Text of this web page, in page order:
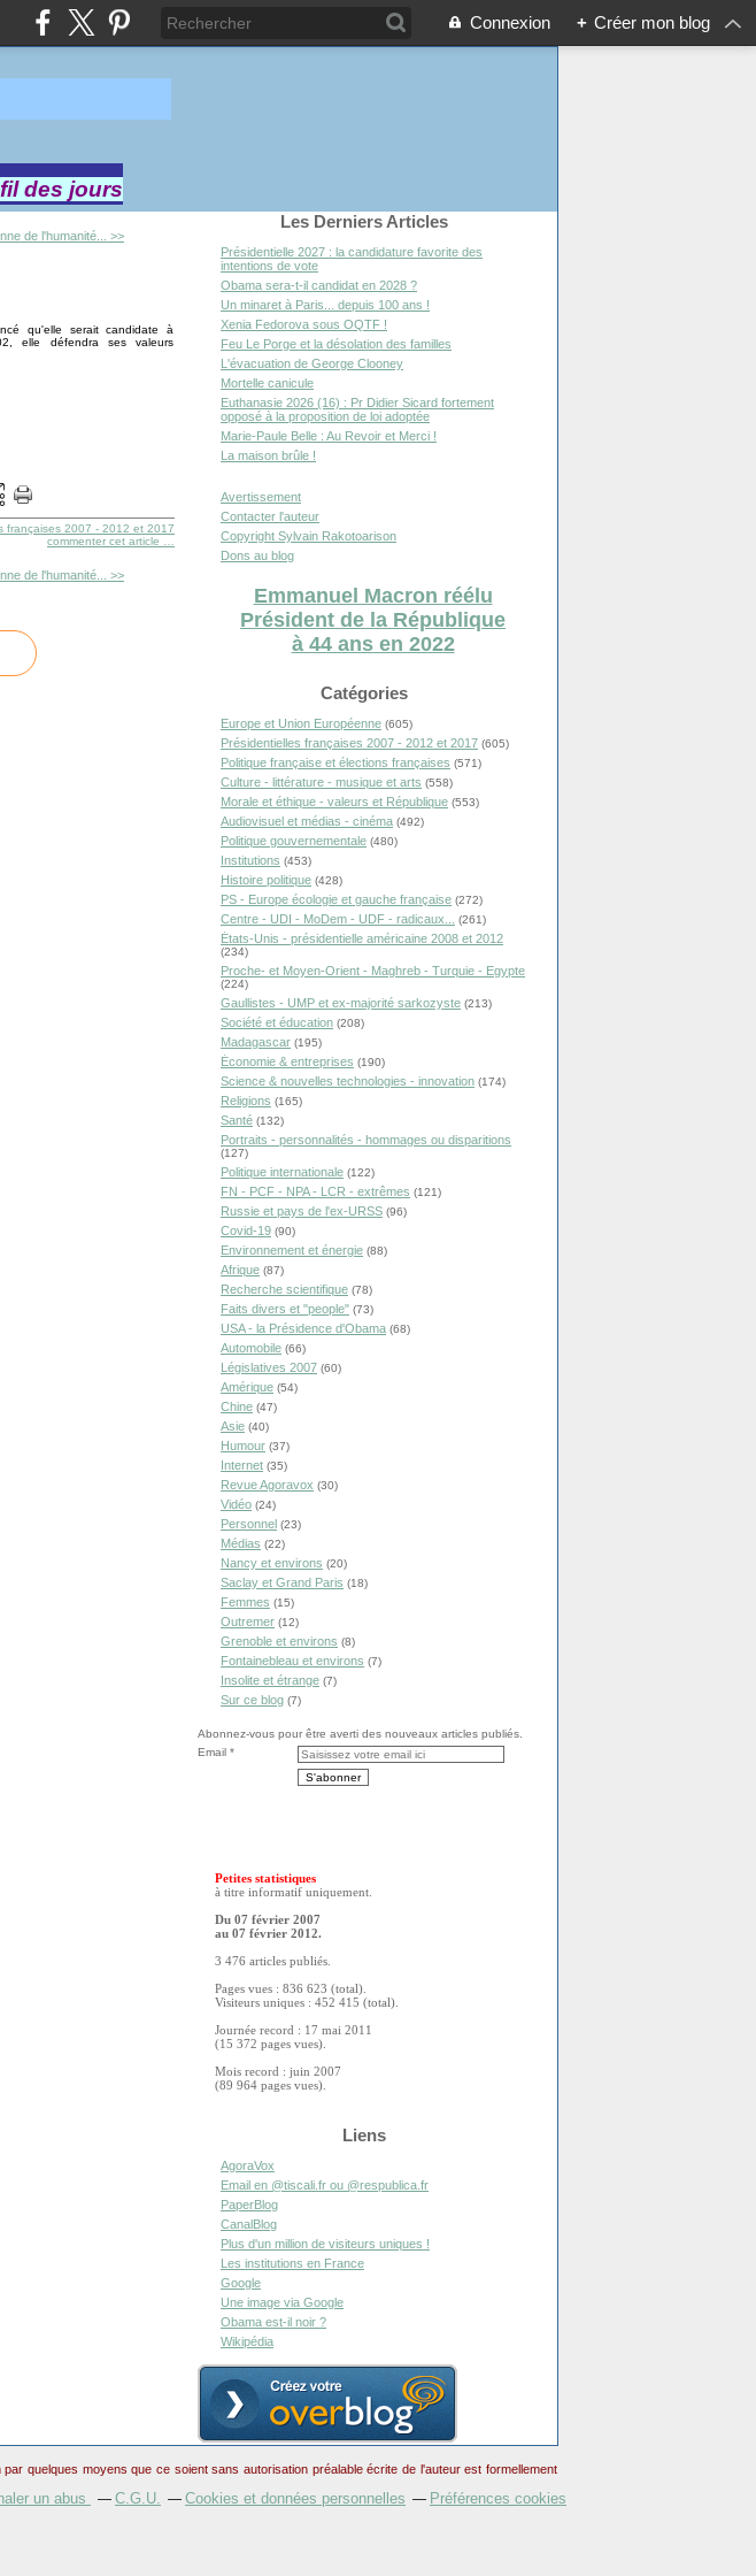
Connexion + Créer mon blog
des jours
de l'humanité... >>
qu'elle serait candidate à
elle défendra ses valeurs
françaises 2007 - 2012 et 2017
commenter cet article
de l'humanité... >>
Les Derniers Articles
Présidentielle 2027 : la candidature favorite des
intentions de vote
Obama sera-t-il candidat en 2028 ?
Un minaret à Paris... depuis 100 ans !
Xenia Fedorova sous OQTF !
Feu Le Porge et la désolation des familles
L'évacuation de George Clooney
Mortelle canicule
Euthanasie 2026 (16) : Pr Didier Sicard fortement
opposé à la proposition de loi adoptée
Marie-Paule Belle : Au Revoir et Merci !
La maison brûle !
Avertissement
Contacter l'auteur
Copyright Sylvain Rakotoarison
Dons au blog
Emmanuel Macron réélu
Président de la République
à 44 ans en 2022
Catégories
Europe et Union Européenne (605)
Présidentielles françaises 2007 - 2012 et 2017 (605)
Politique française et élections françaises (571)
Culture - littérature - musique et arts (558)
Morale et éthique - valeurs et République (553)
Audiovisuel et médias - cinéma (492)
Politique gouvernementale (480)
Institutions (453)
Histoire politique (428)
PS - Europe écologie et gauche française (272)
Centre - UDI - MoDem - UDF - radicaux... (261)
États-Unis - présidentielle américaine 2008 et 2012
(234)
Proche- et Moyen-Orient - Maghreb - Turquie - Egypte
(224)
Gaullistes - UMP et ex-majorité sarkozyste (213)
Société et éducation (208)
Madagascar (195)
Économie & entreprises (190)
Science & nouvelles technologies - innovation (174)
Religions (165)
Santé (132)
Portraits - personnalités - hommages ou disparitions
(127)
Politique internationale (122)
FN - PCF - NPA - LCR - extrêmes (121)
Russie et pays de l'ex-URSS (96)
Covid-19 (90)
Environnement et énergie (88)
Afrique (87)
Recherche scientifique (78)
Faits divers et "people" (73)
USA - la Présidence d'Obama (68)
Automobile (66)
Législatives 2007 (60)
Amérique (54)
Chine (47)
Asie (40)
Humour (37)
Internet (35)
Revue Agoravox (30)
Vidéo (24)
Personnel (23)
Médias (22)
Nancy et environs (20)
Saclay et Grand Paris (18)
Femmes (15)
Outremer (12)
Grenoble et environs (8)
Fontainebleau et environs (7)
Insolite et étrange (7)
Sur ce blog (7)
Abonnez-vous pour être averti des nouveaux articles publiés.
Email
Petites statistiques
à titre informatif uniquement.
Du 07 février 2007
au 07 février 2012.
3 476 articles publiés.
Pages vues : 836 623 (total).
Visiteurs uniques : 452 415 (total).
Journée record : 17 mai 2011
(15 372 pages vues).
Mois record : juin 2007
(89 964 pages vues).
Liens
AgoraVox
Email en @tiscali.fr ou @respublica.fr
PaperBlog
CanalBlog
Plus d'un million de visiteurs uniques !
Les institutions en France
Google
Une image via Google
Obama est-il noir ?
Wikipédia
quelques moyens que ce soient sans autorisation préalable écrite de l'auteur est formellement
un abus C.G.U. Cookies et données personnelles Préférences cookies